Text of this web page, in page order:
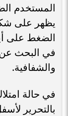
المستخدم
يظهر على
الضغط على
في البحث عن
والشفافية.
في حالة
بالتحرير